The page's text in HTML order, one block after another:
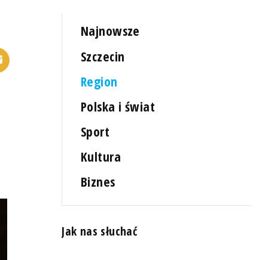
Najnowsze
Szczecin
Region
Polska i świat
Sport
Kultura
Biznes
Jak nas słuchać